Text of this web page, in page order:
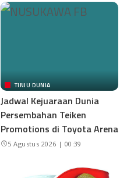
TINJU DUNIA
Jadwal Kejuaraan Dunia
Persembahan Teiken
Promotions di Toyota Arena
5 Agustus 2026 | 00:39